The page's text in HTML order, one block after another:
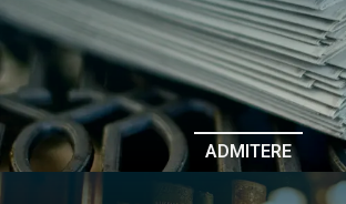
Admitere
Erasmus & Internațional
ADMITERE